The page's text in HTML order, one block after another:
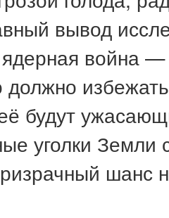
вывод
война —
должно
будут
уголки Земли
шанс